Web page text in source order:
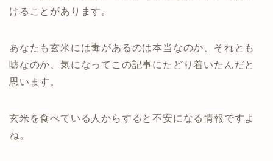
けることがあります。
あなたも玄米には毒があるのは本当なのか、それとも
嘘なのか、気になってこの記事にたどり着いたんだと
思います。
玄米を食べている人からすると不安になる情報ですよ
ね。